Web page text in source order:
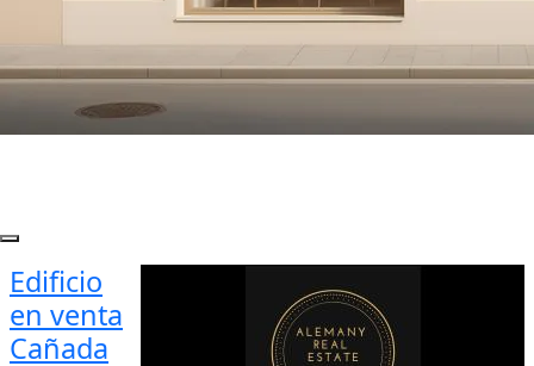
Edificio
en venta
Cañada